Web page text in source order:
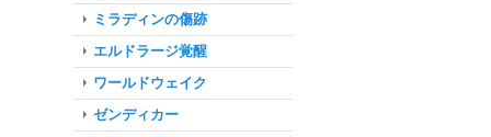
ミラディンの傷跡
エルドラージ覚醒
ワールドウェイク
ゼンディカー